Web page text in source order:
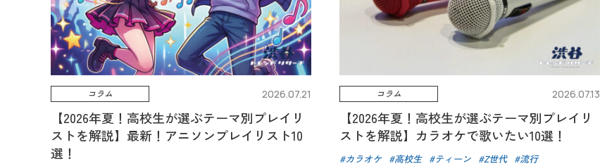
コラム 2026.07.21
【2026年夏！高校生が選ぶテーマ別プレイリ
ストを解説】最新！アニソンプレイリスト10
選！
コラム 2026.07.13
【2026年夏！高校生が選ぶテーマ別プレイリ
ストを解説】カラオケで歌いたい10選！
カラオケ 高校生 ティーン Z世代 流行